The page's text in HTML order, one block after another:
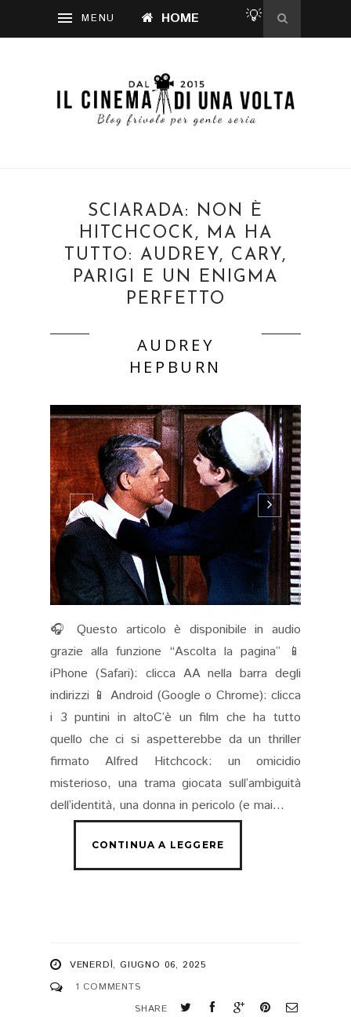
HOME 💡
SCIARADA: NON È
HITCHCOCK, MA HA
TUTTO: AUDREY, CARY,
PARIGI E UN ENIGMA
PERFETTO
AUDREY
HEPBURN
🎧 Questo articolo è disponibile in audio
grazie alla funzione “Ascolta la pagina” 📱
iPhone (Safari): clicca AA nella barra degli
indirizzi 📱 Android (Google o Chrome): clicca
i 3 puntini in altoC’è un film che ha tutto
quello che ci si aspetterebbe da un thriller
firmato Alfred Hitchcock: un omicidio
misterioso, una trama giocata sull’ambiguità
dell’identità, una donna in pericolo (e mai...
VENERDÌ, GIUGNO 06, 2025
1 COMMENTS
SHARE